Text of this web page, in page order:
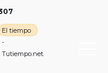
El tiempo
-
Tutiempo.net